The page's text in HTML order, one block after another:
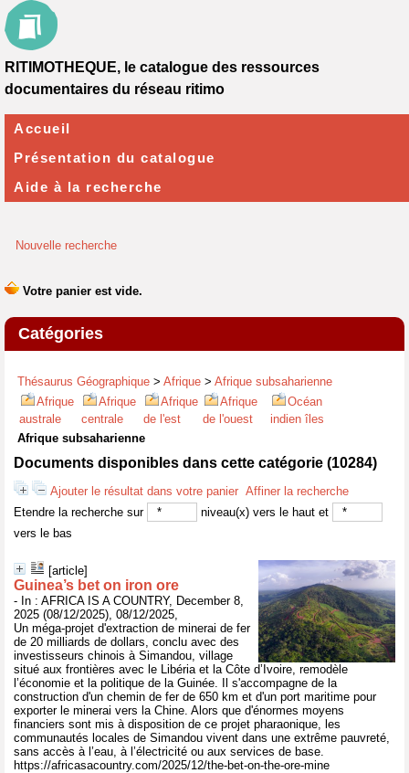
Nouvelle recherche
Catégories
Thésaurus Géographique > Afrique > Afrique subsaharienne
Afrique
australe
Afrique
centrale
Afrique
de l'est
Afrique
de l'ouest
Océan
indien îles
Afrique subsaharienne
Documents disponibles dans cette catégorie (10284)
Ajouter le résultat dans votre panier Affiner la recherche
Etendre la recherche sur
niveau(x) vers le haut et
vers le bas
[article]
Guinea’s bet on iron ore
- In : AFRICA IS A COUNTRY, December 8,
2025 (08/12/2025), 08/12/2025,
Un méga-projet d'extraction de minerai de fer
de 20 milliards de dollars, conclu avec des
investisseurs chinois à Simandou, village
situé aux frontières avec le Libéria et la Côte d’Ivoire, remodèle
l’économie et la politique de la Guinée. Il s'accompagne de la
construction d'un chemin de fer de 650 km et d'un port maritime pour
exporter le minerai vers la Chine. Alors que d'énormes moyens
financiers sont mis à disposition de ce projet pharaonique, les
communautés locales de Simandou vivent dans une extrême pauvreté,
sans accès à l’eau, à l’électricité ou aux services de base.
https://africasacountry.com/2025/12/the-bet-on-the-ore-mine
RITIMOTHEQUE, le catalogue des ressources
documentaires du réseau ritimo
Accueil
Présentation du catalogue
Aide à la recherche